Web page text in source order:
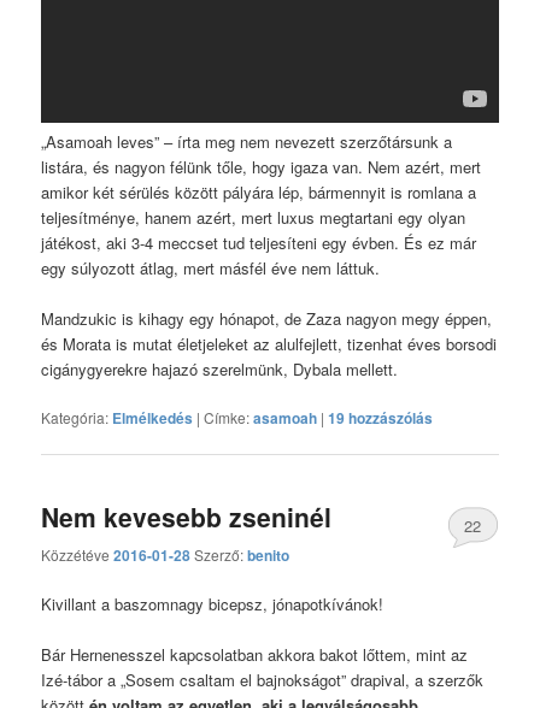
„Asamoah leves” – írta meg nem nevezett szerzőtársunk a
listára, és nagyon félünk tőle, hogy igaza van. Nem azért, mert
amikor két sérülés között pályára lép, bármennyit is romlana a
teljesítménye, hanem azért, mert luxus megtartani egy olyan
játékost, aki 3-4 meccset tud teljesíteni egy évben. És ez már
egy súlyozott átlag, mert másfél éve nem láttuk.
Mandzukic is kihagy egy hónapot, de Zaza nagyon megy éppen,
és Morata is mutat életjeleket az alulfejlett, tizenhat éves borsodi
cigánygyerekre hajazó szerelmünk, Dybala mellett.
Kategória: Elmélkedés |Címke:asamoah |19 hozzászólás
Nem kevesebb zseninél
Közzétéve2016-01-28Szerző:benito
22
Kivillant a baszomnagy bicepsz, jónapotkívánok!
Bár Hernenesszel kapcsolatban akkora bakot lőttem, mint az
Izé-tábor a „Sosem csaltam el bajnokságot” drapival, a szerzők